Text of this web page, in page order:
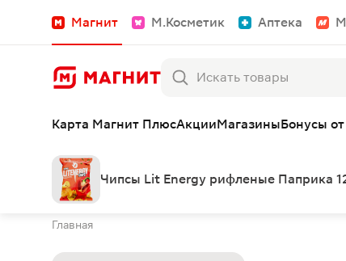
Магнит М.Косметик Аптека
Карта Магнит ПлюсАкцииМагазиныБонусы
Чипсы Lit Energy рифленые Паприка
Главная